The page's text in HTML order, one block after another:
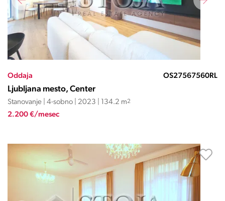
Oddaja OS27567560RL
Ljubljana mesto, Center
Stanovanje | 4-sobno | 2023 | 134.2 m2
2.200 €/mesec